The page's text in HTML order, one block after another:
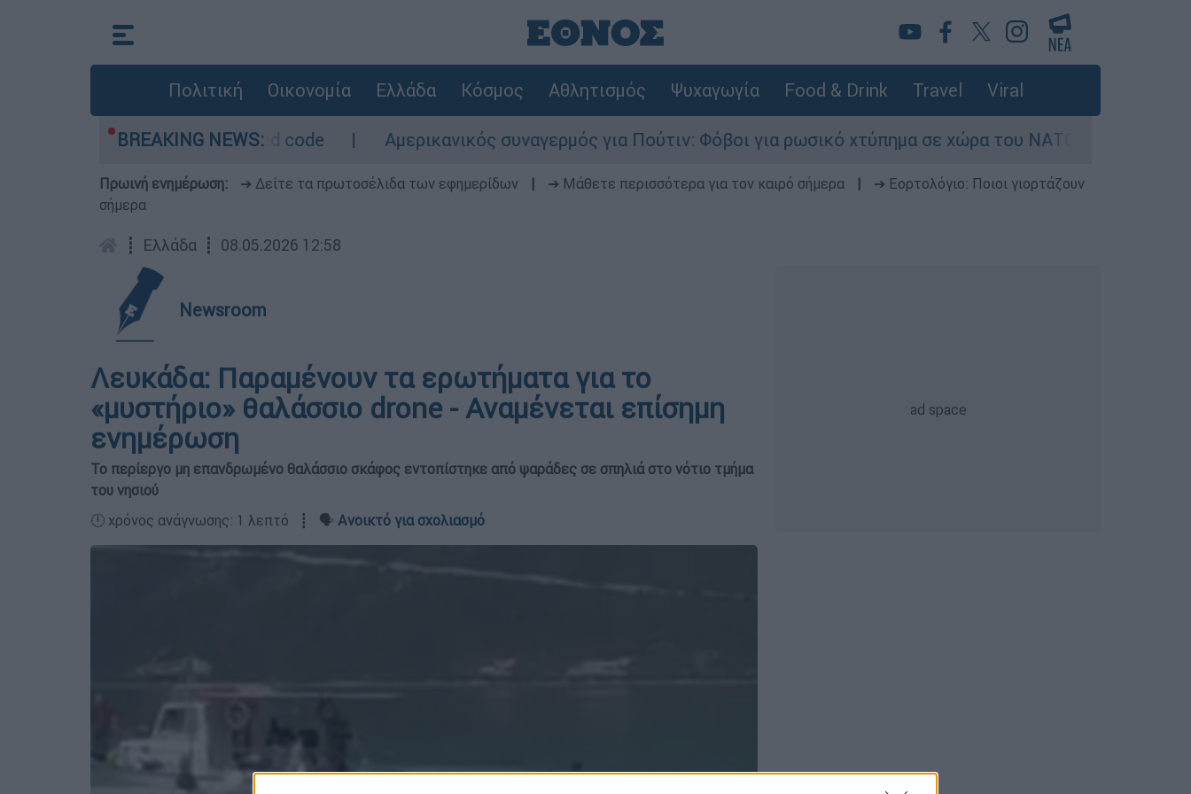
Πολιτική Οικονομία Ελλάδα Κόσμος Αθλητισμός Ψυχαγωγία Food & Drink Travel Viral
BREAKING NEWS:
- Οι περιοχές σε red code Αμερικανικός συναγερμός για Πούτιν: Φόβοι για ρωσικό χτύπημα σε χώρα του ΝΑΤΟ - Τα βασικά σενάρια
Πρωινή ενημέρωση: ➔ Δείτε τα πρωτοσέλιδα των εφημερίδων ➔ Μάθετε περισσότερα για τον καιρό σήμερα
➔ Εορτολόγιο: Ποιοι γιορτάζουν
σήμερα
┋ Ελλάδα ┋ 08.05.2026 12:58
Newsroom
Λευκάδα: Παραμένουν τα ερωτήματα για το
«μυστήριο» θαλάσσιο drone - Αναμένεται επίσημη
ενημέρωση
Το περίεργο μη επανδρωμένο θαλάσσιο σκάφος εντοπίστηκε από ψαράδες σε σπηλιά στο νότιο τμήμα
του νησιού
🕛 χρόνος ανάγνωσης: 1 λεπτό ┋ 🗣️ Ανοικτό για σχολιασμό